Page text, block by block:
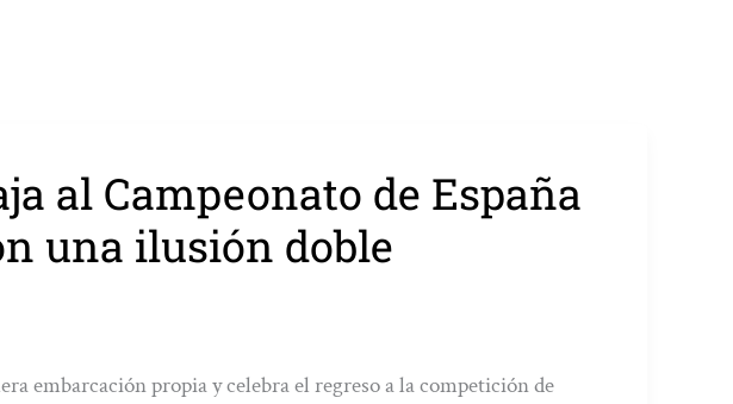
al Campeonato de España
una ilusión doble
embarcación propia y celebra el regreso a la competición de